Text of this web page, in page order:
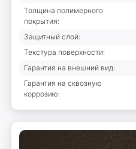
Толщина полимерного
покрытия:
Защитный слой:
Текстура поверхности:
Гарантия на внешний вид:
Гарантия на сквозную
коррозию: